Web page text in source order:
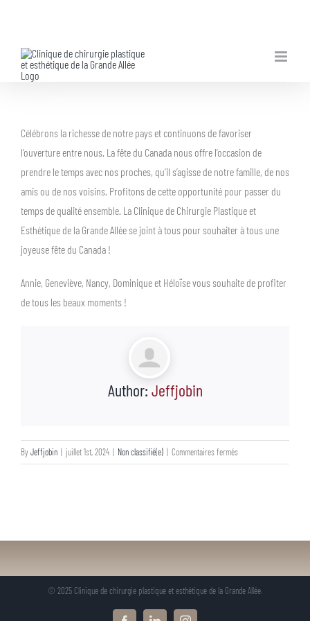
content
Célébrons la richesse de notre pays et continuons de favoriser
l’ouverture entre nous. La fête du Canada nous offre l’occasion de
prendre le temps avec nos proches, qu’il s’agisse de notre famille, de nos
amis ou de nos voisins. Profitons de cette opportunité pour passer du
temps de qualité ensemble. La Clinique de Chirurgie Plastique et
Esthétique de la Grande Allée se joint à tous pour souhaiter à tous une
joyeuse fête du Canada !
Annie, Geneviève, Nancy, Dominique et Héloïse vous souhaite de profiter
de tous les beaux moments !
Author: Jeffjobin
ByJeffjobin | juillet 1st, 2024 | Non classifié(e) | Commentaires ferméssur
© 2025 Clinique de chirurgie plastique et esthétique de la Grande Allée.